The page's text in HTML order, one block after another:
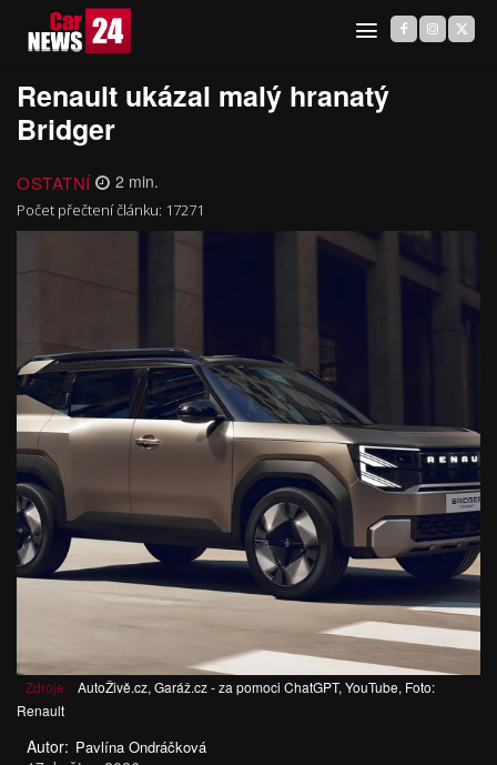
Renault ukázal malý hranatý
Bridger
OSTATNÍ 2 min.
Počet přečtení článku: 17271
Zdroje: AutoŽivě.cz, Garáž.cz - za pomoci ChatGPT, YouTube, Foto:
Renault
Autor: Pavlína Ondráčková